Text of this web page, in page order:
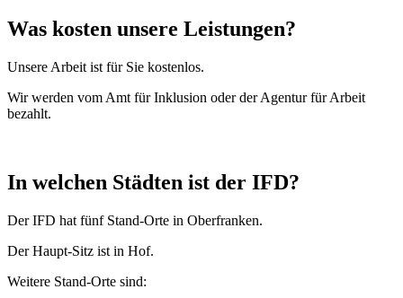
Was kosten unsere Leistungen?
Unsere Arbeit ist für Sie kostenlos.
Wir werden vom Amt für Inklusion oder der Agentur für Arbeit
bezahlt.
In welchen Städten ist der IFD?
Der IFD hat fünf Stand-Orte in Oberfranken.
Der Haupt-Sitz ist in Hof.
Weitere Stand-Orte sind: